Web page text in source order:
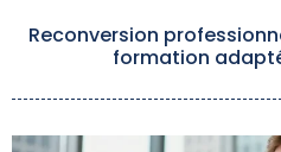
Reconversion
formation